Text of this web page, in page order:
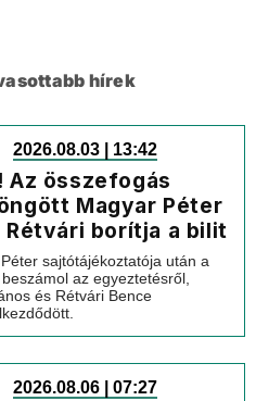
hírek
2026.08.03 | 13:42
Az összefogás
Magyar Péter
borítja a bilit
sajtótájékoztatója után a
az egyeztetésről,
és Rétvári Bence
2026.08.06 | 07:27